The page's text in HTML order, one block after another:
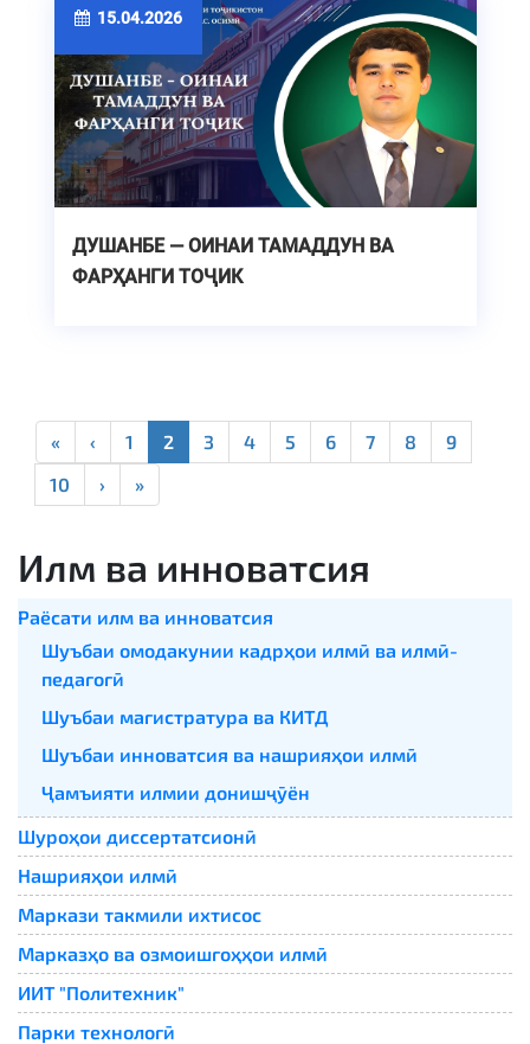
15.04.2026
ДУШАНБЕ — ОИНАИ ТАМАДДУН ВА
ФАРҲАНГИ ТОҶИК
« ‹ 1 2 3 4 5 6 7 8
9
10
› »
Илм ва инноватсия
Раёсати илм ва инноватсия
Шуъбаи омодакунии кадрҳои илмӣ ва илмӣ-
педагогӣ
Шуъбаи магистратура ва КИТД
Шуъбаи инноватсия ва нашрияҳои илмӣ
Ҷамъияти илмии донишҷӯён
Шуроҳои диссертатсионӣ
Нашрияҳои илмӣ
Маркази такмили ихтисос
Марказҳо ва озмоишгоҳҳои илмӣ
ИИТ "Политехник"
Парки технологӣ